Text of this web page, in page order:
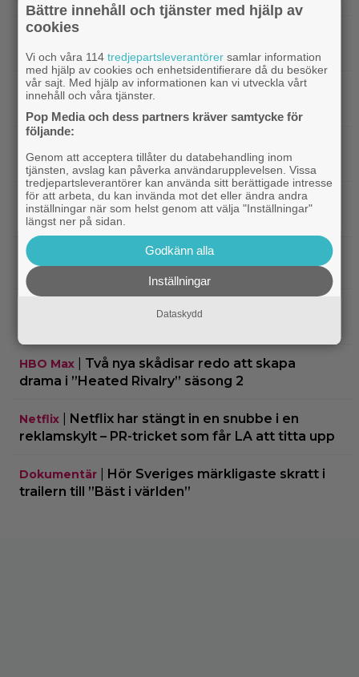
Exklusivt|
sina favoritserier: ”En av de bästa…”
Streamingtips|Nu på Viaplay: ”Stiliserat våld och
från 2025 klättrar på topplistan
Bioaktuellt| Efter 25 Beckfilmer – Anna Asp
hoppas nya filmen blir en snackis
IKEA hyllas världen över – efter briljant blinkning
till Alexander Skarsgård
Bortglömd komedi från 1984 blev
HBO Max
Två nya skådisar redo att skapa
drama i ”Heated Rivalry” säsong 2
Netflix
Netflix har stängt in en snubbe i en
reklamskylt – PR-tricket som får LA att titta upp
Dokumentär
Hör Sveriges märkligaste skratt i
trailern till ”Bäst i världen”
Bättre innehåll och tjänster med hjälp av
cookies
Vi och våra 114tredjepartsleverantörer samlar information
med hjälp av cookies och enhetsidentifierare då du besöker
vår sajt. Med hjälp av informationen kan vi utveckla vårt
innehåll och våra tjänster.
Pop Media och dess partners kräver samtycke för
följande:
Genom att acceptera tillåter du databehandling inom
tjänsten, avslag kan påverka användarupplevelsen. Vissa
tredjepartsleverantörer kan använda sitt berättigade intresse
för att arbeta, du kan invända mot det eller ändra andra
inställningar när som helst genom att välja "Inställningar"
längst ner på sidan.
Godkänn alla
Inställningar
Dataskydd